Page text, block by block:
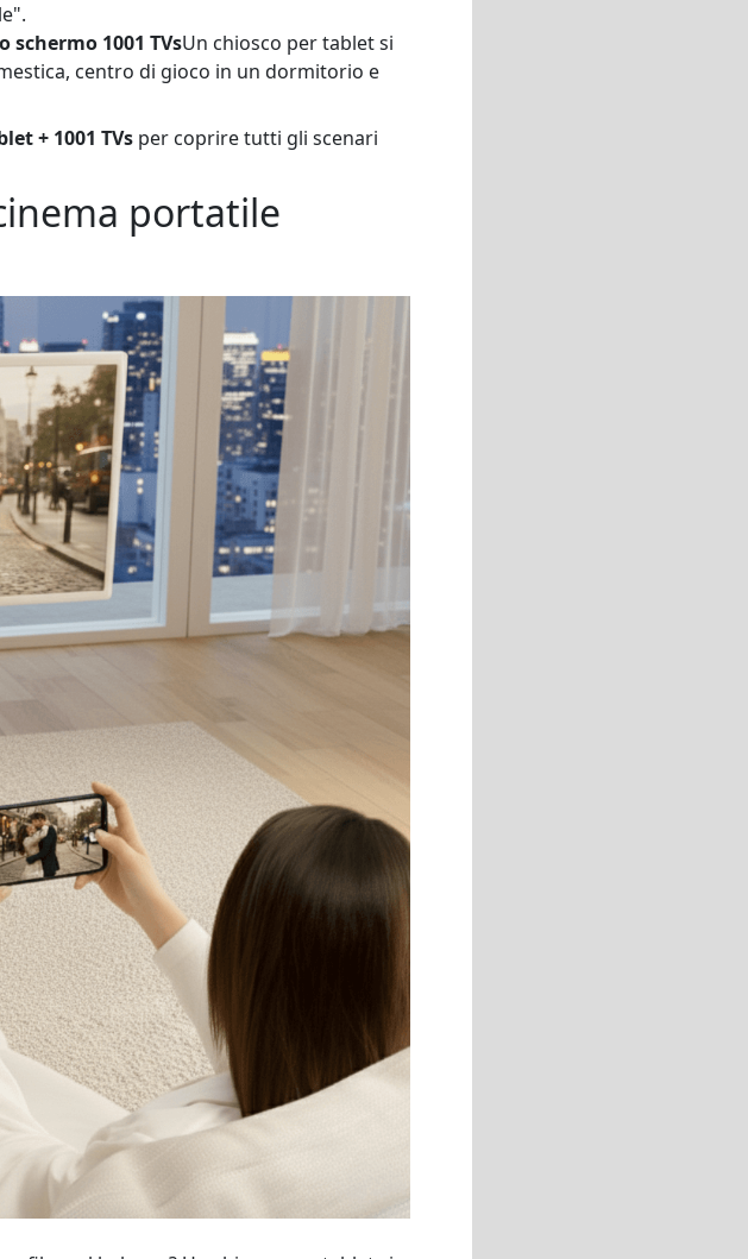
1001 TVsUn chiosco per tablet si
centro di gioco in un dormitorio e
+ 1001 TVs per coprire tutti gli scenari
portatile